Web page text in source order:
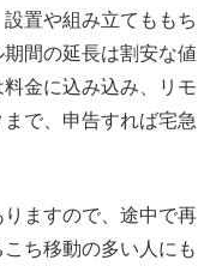
置や組み立てももち
間の延長は割安な値
金に込み込み、リモ
で、申告すれば宅急
ますので、途中で再
ち移動の多い人にも